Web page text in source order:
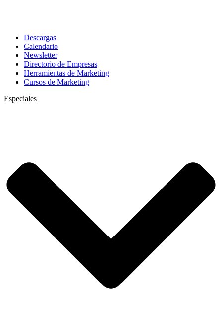
Descargas
Calendario
Newsletter
Directorio de Empresas
Herramientas de Marketing
Cursos de Marketing
Especiales